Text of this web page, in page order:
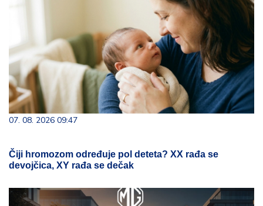
07. 08. 2026 09:47
Čiji hromozom određuje pol deteta? XX rađa se
devojčica, XY rađa se dečak